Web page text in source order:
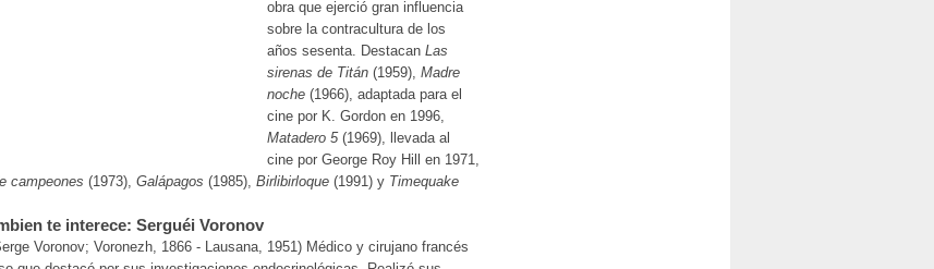
obra que ejerció gran influencia
sobre la contracultura de los
años sesenta. Destacan Las
sirenas de Titán (1959), Madre
noche (1966), adaptada para el
cine por K. Gordon en 1996,
Matadero 5(1969), llevada al
cine por George Roy Hill en 1971,
campeones (1973), Galápagos (1985), Birlibirloque (1991) y Timequake
te interece: Serguéi Voronov
Voronov; Voronezh, 1866 - Lausana, 1951) Médico y cirujano francés